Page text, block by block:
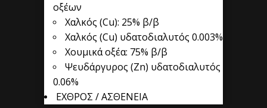
οξέων
Χαλκός (Cu): 25% β/β
Χαλκός (Cu) υδατοδιαλυτός 0.003%
Χουμικά οξέα: 75% β/β
Ψευδάργυρος (Ζn) υδατοδιαλυτός
0.06%
ΕΧΘΡΟΣ / ΑΣΘΕΝΕΙΑ